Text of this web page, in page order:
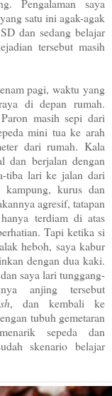
Pengalaman saya
satu ini agak-agak
dan sedang belajar
tersebut masih
pagi, waktu yang
di depan rumah.
masih sepi dari
mini tua ke arah
dari rumah. Kala
dan berjalan dengan
tiba lari ke jalan dari
kurus dan
agresif, tatapan
terdiam di atas
Tapi ketika si
heboh, saya kabur
dengan dua kaki.
saya lari tunggang-
anjing tersebut
, dan kembali ke
tubuh gemetaran
sepeda dan
skenario belajar